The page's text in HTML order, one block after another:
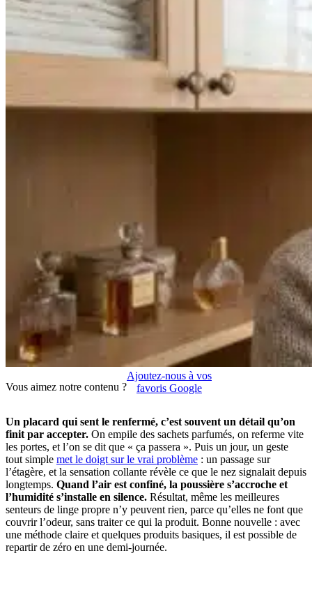
Vous aimez notre contenu ?
Ajoutez-nous à vos
favoris Google
Un placard qui sent le renfermé, c’est souvent un détail qu’on
finit par accepter. On empile des sachets parfumés, on referme vite
les portes, et l’on se dit que « ça passera ». Puis un jour, un geste
tout simple met le doigt sur le vrai problème : un passage sur
l’étagère, et la sensation collante révèle ce que le nez signalait depuis
longtemps. Quand l’air est confiné, la poussière s’accroche et
l’humidité s’installe en silence. Résultat, même les meilleures
senteurs de linge propre n’y peuvent rien, parce qu’elles ne font que
couvrir l’odeur, sans traiter ce qui la produit. Bonne nouvelle : avec
une méthode claire et quelques produits basiques, il est possible de
repartir de zéro en une demi-journée.